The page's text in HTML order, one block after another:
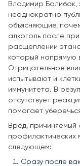
Владимир Болибок,
неоднократно
объясняющие,
алкоголь после
расщеплении
который напрямую
Отрицательное
испытывают и
иммунитета. В
отсутствует
помогает
Вред, причиняемый
профилактических
следующем:
Сразу после